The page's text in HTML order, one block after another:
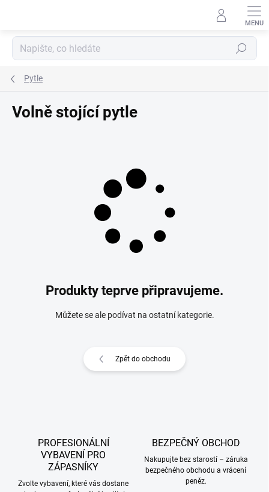
Hledat
Pytle
Volně stojící pytle
Produkty teprve připravujeme.
Můžete se ale podívat na ostatní kategorie.
Zpět do obchodu
PROFESIONÁLNÍ
VYBAVENÍ PRO
ZÁPASNÍKY
Zvolte vybavení, které vás dostane
BEZPEČNÝ OBCHOD
Nakupujte bez starostí – záruka
bezpečného obchodu a vrácení
peněz.